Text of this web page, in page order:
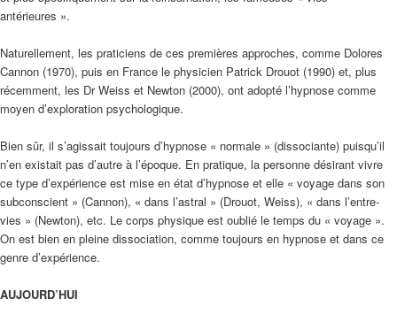
antérieures ».
Naturellement, les praticiens de ces premières approches, comme Dolores
Cannon (1970), puis en France le physicien Patrick Drouot (1990) et, plus
récemment, les Dr Weiss et Newton (2000), ont adopté l’hypnose comme
moyen d’exploration psychologique.
Bien sûr, il s’agissait toujours d’hypnose « normale » (dissociante) puisqu’il
n’en existait pas d’autre à l’époque. En pratique, la personne désirant vivre
ce type d’expérience est mise en état d’hypnose et elle « voyage dans son
subconscient » (Cannon), « dans l’astral » (Drouot, Weiss), « dans l’entre-
vies » (Newton), etc. Le corps physique est oublié le temps du « voyage ».
On est bien en pleine dissociation, comme toujours en hypnose et dans ce
genre d’expérience.
AUJOURD’HUI